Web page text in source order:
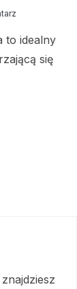
to idealny
się